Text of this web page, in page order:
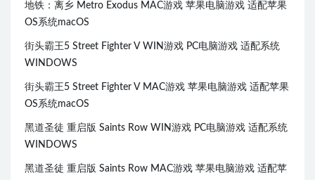
地铁：离乡 Metro Exodus MAC游戏 苹果电脑游戏 适配苹果
OS系统macOS
街头霸王5 Street Fighter V WIN游戏 PC电脑游戏 适配系统
WINDOWS
街头霸王5 Street Fighter V MAC游戏 苹果电脑游戏 适配苹果
OS系统macOS
黑道圣徒 重启版 Saints Row WIN游戏 PC电脑游戏 适配系统
WINDOWS
黑道圣徒 重启版 Saints Row MAC游戏 苹果电脑游戏 适配苹